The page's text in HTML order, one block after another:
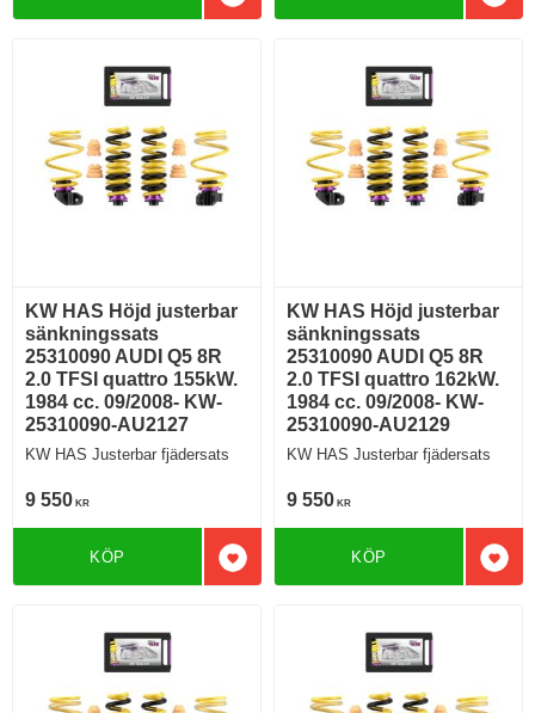
KW HAS Höjd justerbar
sänkningssats
25310090 AUDI Q5 8R
2.0 TFSI quattro 155kW.
1984 cc. 09/2008- KW-
25310090-AU2127
KW HAS Justerbar fjädersats
9 550 KR
Lägg till i favoriter
KÖP
KW HAS Höjd justerbar
sänkningssats
25310090 AUDI Q5 8R
2.0 TFSI quattro 162kW.
1984 cc. 09/2008- KW-
25310090-AU2129
KW HAS Justerbar fjädersats
9 550 KR
KÖP